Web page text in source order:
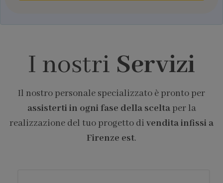
I nostri Servizi
Il nostro personale specializzato è pronto per
assisterti in ogni fase della sceltaper la
realizzazione del tuo progetto di vendita infissi a
Firenze est.